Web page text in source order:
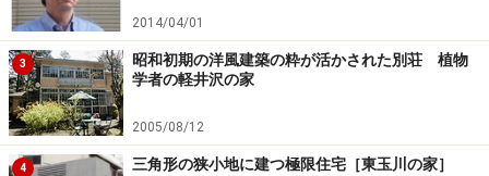
2014/04/01
3
昭和初期の洋風建築の粋が活かされた別荘 植物
学者の軽井沢の家
2005/08/12
4 三角形の狭小地に建つ極限住宅［東玉川の家］